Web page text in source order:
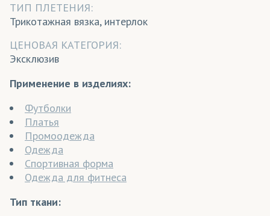
ТИП ПЛЕТЕНИЯ:
Трикотажная вязка, интерлок
ЦЕНОВАЯ КАТЕГОРИЯ:
Эксклюзив
Применение в изделиях:
Футболки
Платья
Промоодежда
Одежда
Спортивная форма
Одежда для фитнеса
Тип ткани: